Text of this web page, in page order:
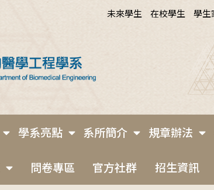
未來學生 在校學生 學生
學系亮點 系所簡介 規章辦法
問卷專區 官方社群 招生資訊